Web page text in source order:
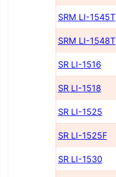
SRM LI-1545Т
SRM LI-1548Т
SR LI-1516
SR LI-1518
SR LI-1525
SR LI-1525F
SR LI-1530